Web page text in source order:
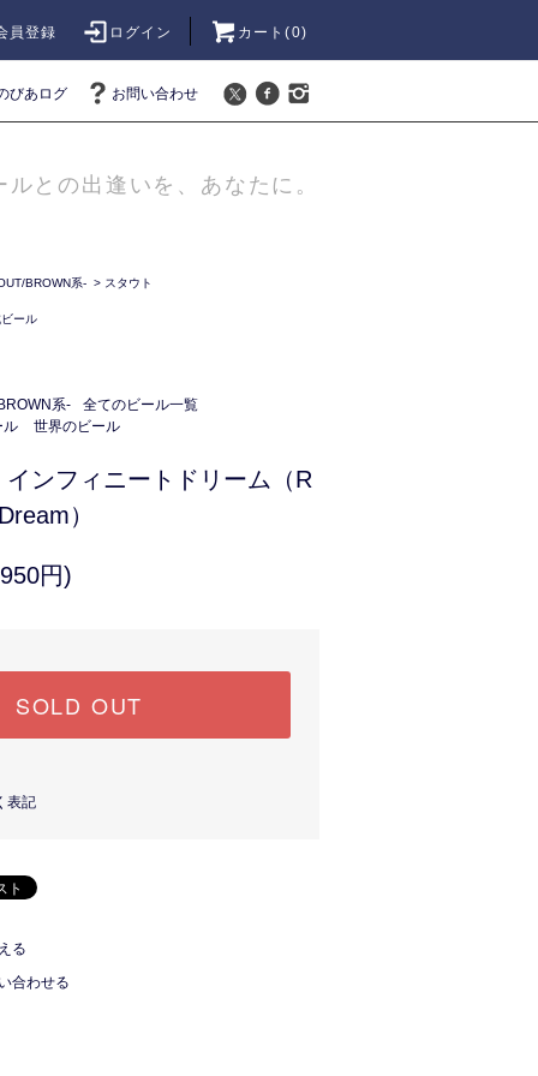
員登録 ログイン カート(0)
びあログ お問い合わせ
との出逢いを、あなたに。
BROWN系- > スタウト
ール
系-
全てのビール一覧
ル
世界のビール
ンフィニートドリーム（R
）
円)
SOLD OUT
表記
る
合わせる